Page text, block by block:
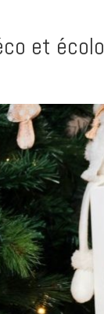
et écolo